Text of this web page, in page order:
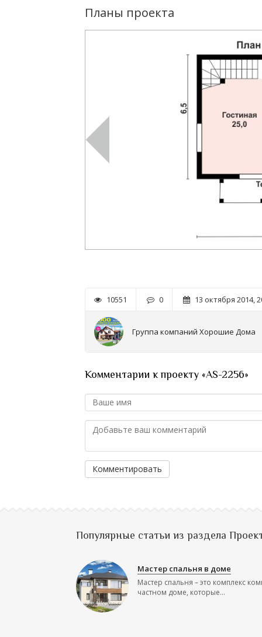
Планы проекта
10551 0 13 октября 2014,
Группа компаний Хорошие Дома
Комментарии к проекту «AS-2256»
Комментировать
Популярные статьи из раздела
Мастер спальня в доме
Мастер спальня – это комплекс
частном доме, которые...